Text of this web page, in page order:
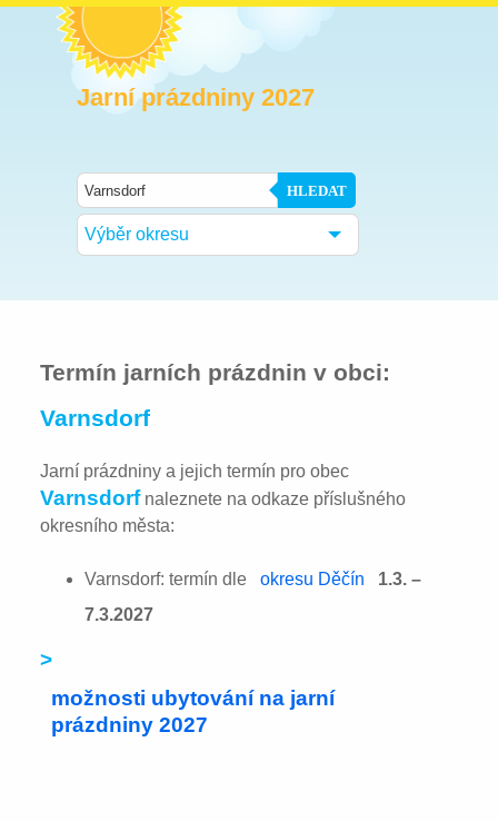
Jarní prázdniny 2027
HLEDAT
Výběr okresu
Termín jarních prázdnin v obci:
Varnsdorf
Jarní prázdniny a jejich termín pro obec
Varnsdorfnaleznete na odkaze příslušného
okresního města:
Varnsdorf: termín dle okresu Děčín
1.3. –
7.3.2027
>
možnosti ubytování na jarní
prázdniny 2027